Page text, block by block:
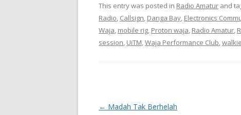
This entry was posted in Radio Amatur and
Radio, Callsign, Danga Bay, Electronics
Waja, mobile rig, Proton waja, Radio Amatur,
session, UiTM,Waja Performance Club,
Post
← Madah Tak Berhelah